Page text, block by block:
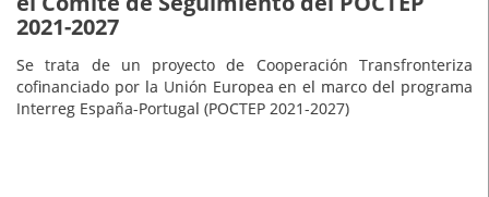
2021-2027
Se trata de un proyecto de Cooperación Transfronteriza
cofinanciado por la Unión Europea en el marco del programa
Interreg España-Portugal (POCTEP 2021-2027)